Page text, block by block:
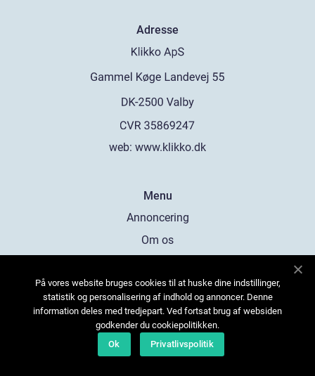
Adresse
web: www.klikko.dk
Menu
Annoncering
Om os
Kontakt os
Sitemap
På vores website bruges cookies til at huske dine indstillinger,
statistik og personalisering af indhold og annoncer. Denne
information deles med tredjepart. Ved fortsat brug af websiden
godkender du cookiepolitikken.
Ok
Privatlivspolitik